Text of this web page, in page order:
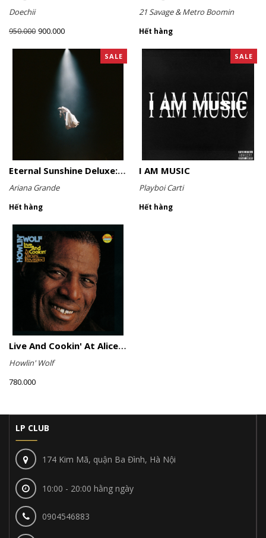
Doechii
950.000 900.000
21 Savage & Metro Boomin
Hết hàng
SALE
Eternal Sunshine Deluxe: Brighter Days Ahead (Translucent Marble Vinyl)
Ariana Grande
Hết hàng
SALE
I AM MUSIC
Playboi Carti
Hết hàng
Live And Cookin' At Alice's Revisited
Howlin' Wolf
780.000
LP CLUB
174 Kim Mã, quận Ba Đình, Hà Nội
10:00 - 20:00 hằng ngày
0904546883